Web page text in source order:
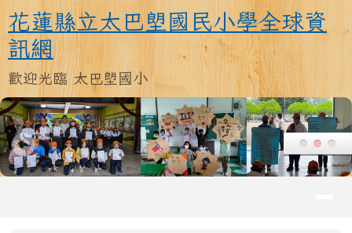
跳至主內容區
花蓮縣立太巴塱國民小學全球資訊
花蓮縣立太巴塱國民小學全球資
訊網
歡迎光臨 太巴塱國小